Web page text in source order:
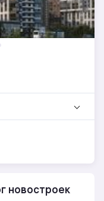
новостроек